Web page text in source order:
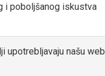
i poboljšanog iskustva
upotrebljavaju našu web